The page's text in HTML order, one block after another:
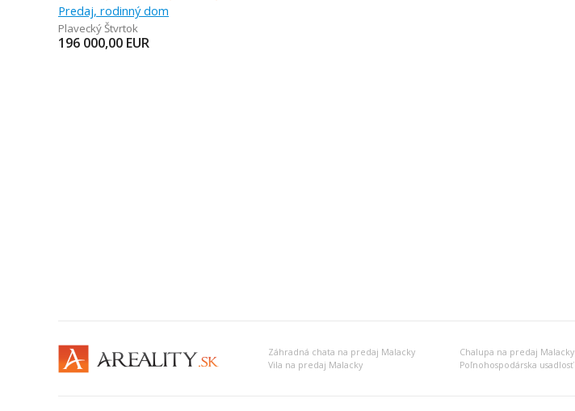
Predaj, rodinný dom
Plavecký Štvrtok
196 000,00 EUR
Záhradná chata na predaj Malacky Chalupa na predaj Malacky
Vila na predaj Malacky